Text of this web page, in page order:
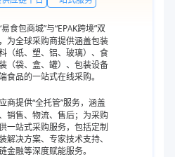
食包商城”与“EPAK跨境”双
为全球采购商提供涵盖包装
（纸、塑、铝、玻璃）、食
（袋、盒、罐）、包装设备
食品的一站式在线采购。
商提供“全托管”服务，涵盖
销售、物流、售后；为采购
一站式采购服务，包括定制
解决方案、专家技术支持、
金融等深度赋能服务。